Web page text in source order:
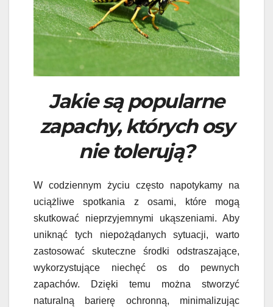
Jakie są popularne
zapachy, których osy
nie tolerują?
W codziennym życiu często napotykamy na
uciążliwe spotkania z osami, które mogą
skutkować nieprzyjemnymi ukąszeniami. Aby
uniknąć tych niepożądanych sytuacji, warto
zastosować skuteczne środki odstraszające,
wykorzystujące niechęć os do pewnych
zapachów. Dzięki temu można stworzyć
naturalną barierę ochronną, minimalizując